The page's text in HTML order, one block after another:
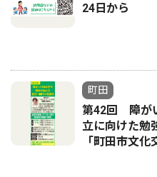
24日から
町田
第42回 障が
立に向けた勉
「町田市文化